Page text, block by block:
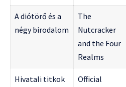
A diótörő és a
négy birodalom
The
Nutcracker
and the Four
Realms
Hivatali titkok
Official